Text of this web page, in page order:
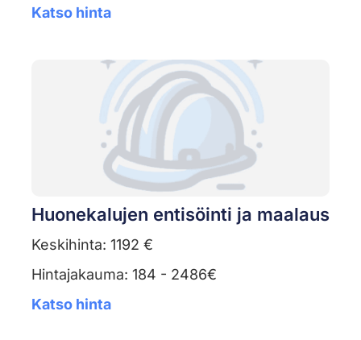
Katso hinta
Huonekalujen entisöinti ja maalaus
Keskihinta: 1192 €
Hintajakauma: 184 - 2486€
Katso hinta